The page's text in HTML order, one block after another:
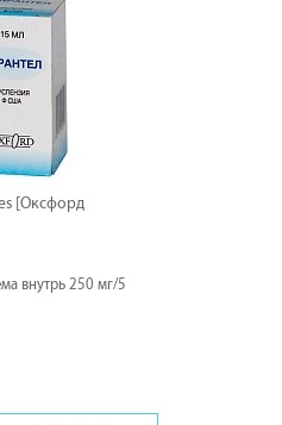
[Оксфорд
внутрь 250 мг/5